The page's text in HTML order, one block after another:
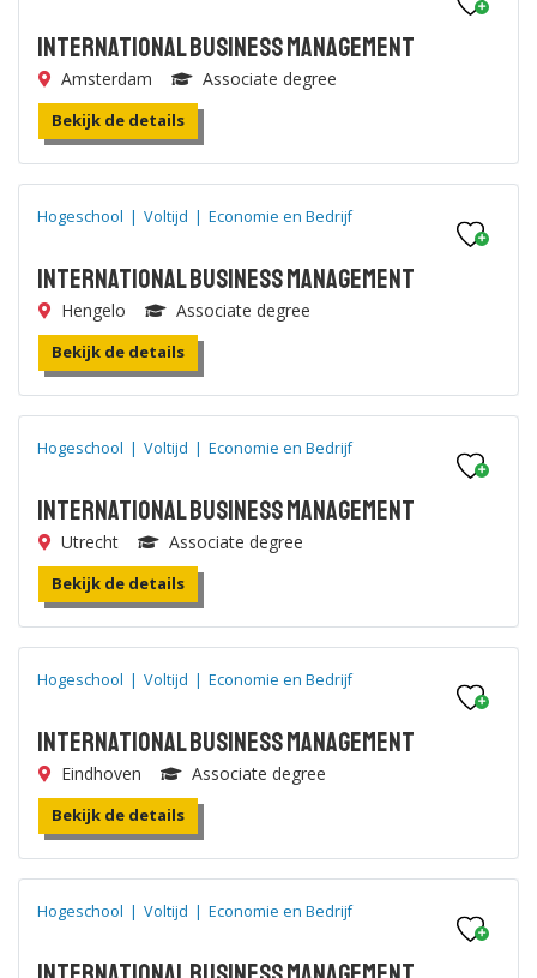
International Business Management
Amsterdam Associate degree
Bekijk de details
Hogeschool | Voltijd | Economie en Bedrijf
International Business Management
Hengelo Associate degree
Bekijk de details
Hogeschool | Voltijd | Economie en Bedrijf
International Business Management
Utrecht Associate degree
Bekijk de details
Hogeschool | Voltijd | Economie en Bedrijf
International Business Management
Eindhoven Associate degree
Bekijk de details
Hogeschool | Voltijd | Economie en Bedrijf